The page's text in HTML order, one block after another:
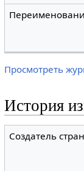
Просмотреть
История
Создатель